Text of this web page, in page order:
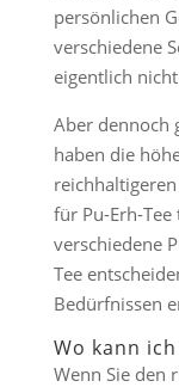
persönlichen
verschiedene
eigentlich
Aber dennoch
haben die
für Pu-Erh-
verschiedene
Tee
Bedürfnissen
Wo kann
Wenn Sie den